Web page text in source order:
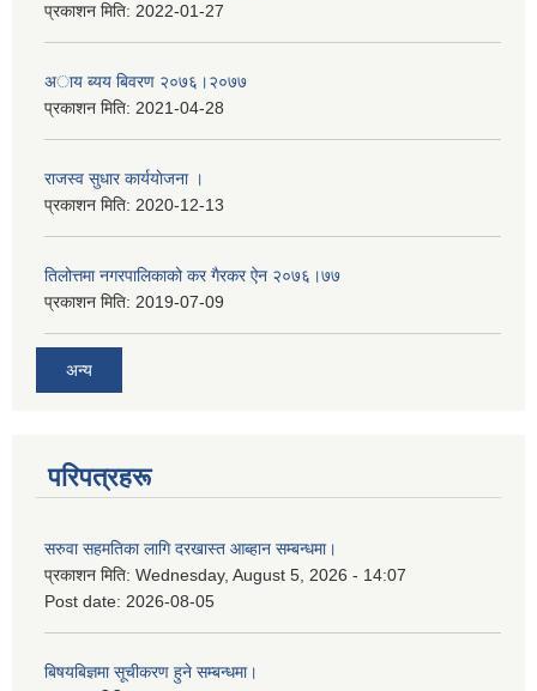
प्रकाशन मिति: 2022-01-27
अाय ब्यय बिवरण २०७६।२०७७
प्रकाशन मिति: 2021-04-28
राजस्व सुधार कार्ययाेजना ।
प्रकाशन मिति: 2020-12-13
तिलोत्तमा नगरपालिकाको कर गैरकर ऐन २०७६।७७
प्रकाशन मिति: 2019-07-09
अन्य
परिपत्रहरू
सरुवा सहमतिका लागि दरखास्त आब्हान सम्बन्धमा।
प्रकाशन मिति: Wednesday, August 5, 2026 - 14:07
Post date: 2026-08-05
बिषयबिज्ञमा सूचीकरण हुने सम्बन्धमा।